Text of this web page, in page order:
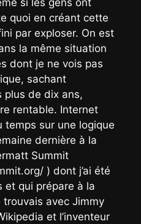
si les gens ont
quoi en créant cette
par exploser. On est
la même situation
dont je ne vois pas
sachant
plus de dix ans,
rentable. Internet
sur une logique
dernière à la
Summit
) dont j’ai été
et qui prépare à la
avec Jimmy
et l’inventeur